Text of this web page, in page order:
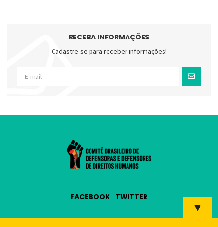
RECEBA INFORMAÇÕES
Cadastre-se para receber informações!
FACEBOOK TWITTER
▼